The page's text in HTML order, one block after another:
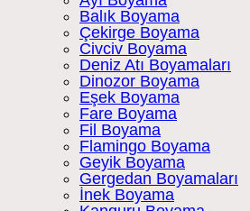
Balık Boyama
Çekirge Boyama
Civciv Boyama
Deniz Atı Boyamaları
Dinozor Boyama
Eşek Boyama
Fare Boyama
Fil Boyama
Flamingo Boyama
Geyik Boyama
Gergedan Boyamaları
İnek Boyama